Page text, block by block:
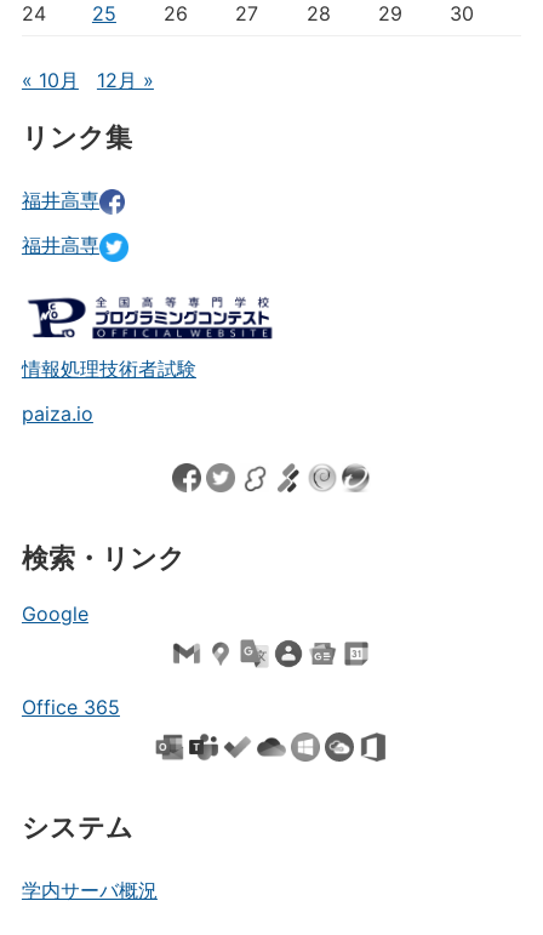
24
25 26 27 28 29 30
« 10月 12月 »
リンク集
福井高専
福井高専
情報処理技術者試験
paiza.io
検索・リンク
Google
Office 365
システム
学内サーバ概況